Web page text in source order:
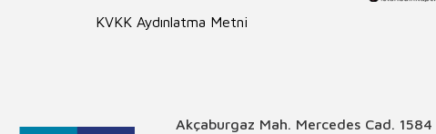
KVKK Aydınlatma Metni
Akçaburgaz Mah. Mercedes Cad. 1584